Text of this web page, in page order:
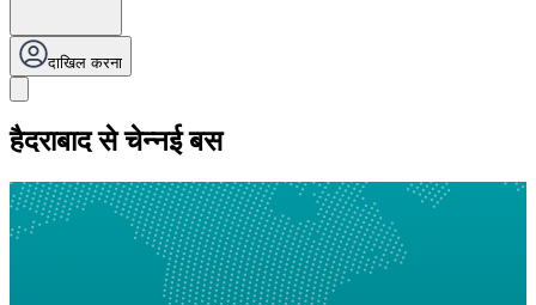
दाखिल करना
हैदराबाद से चेन्नई बस